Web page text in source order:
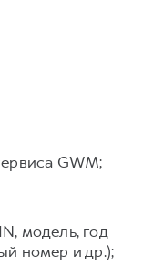
GWM;
модель, год
номер и др.);